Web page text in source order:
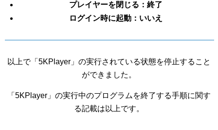
プレイヤーを閉じる：終了
ログイン時に起動：いいえ
以上で「5KPlayer」の実行されている状態を停止すること
ができました。
「5KPlayer」の実行中のプログラムを終了する手順に関す
る記載は以上です。